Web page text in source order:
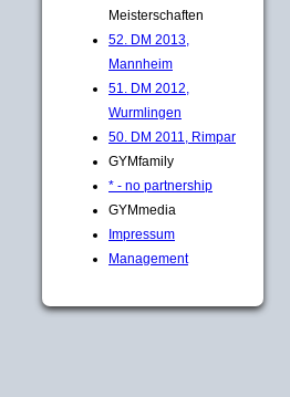
Meisterschaften
52. DM 2013,
Mannheim
51. DM 2012,
Wurmlingen
50. DM 2011, Rimpar
GYMfamily
* - no partnership
GYMmedia
Impressum
Management